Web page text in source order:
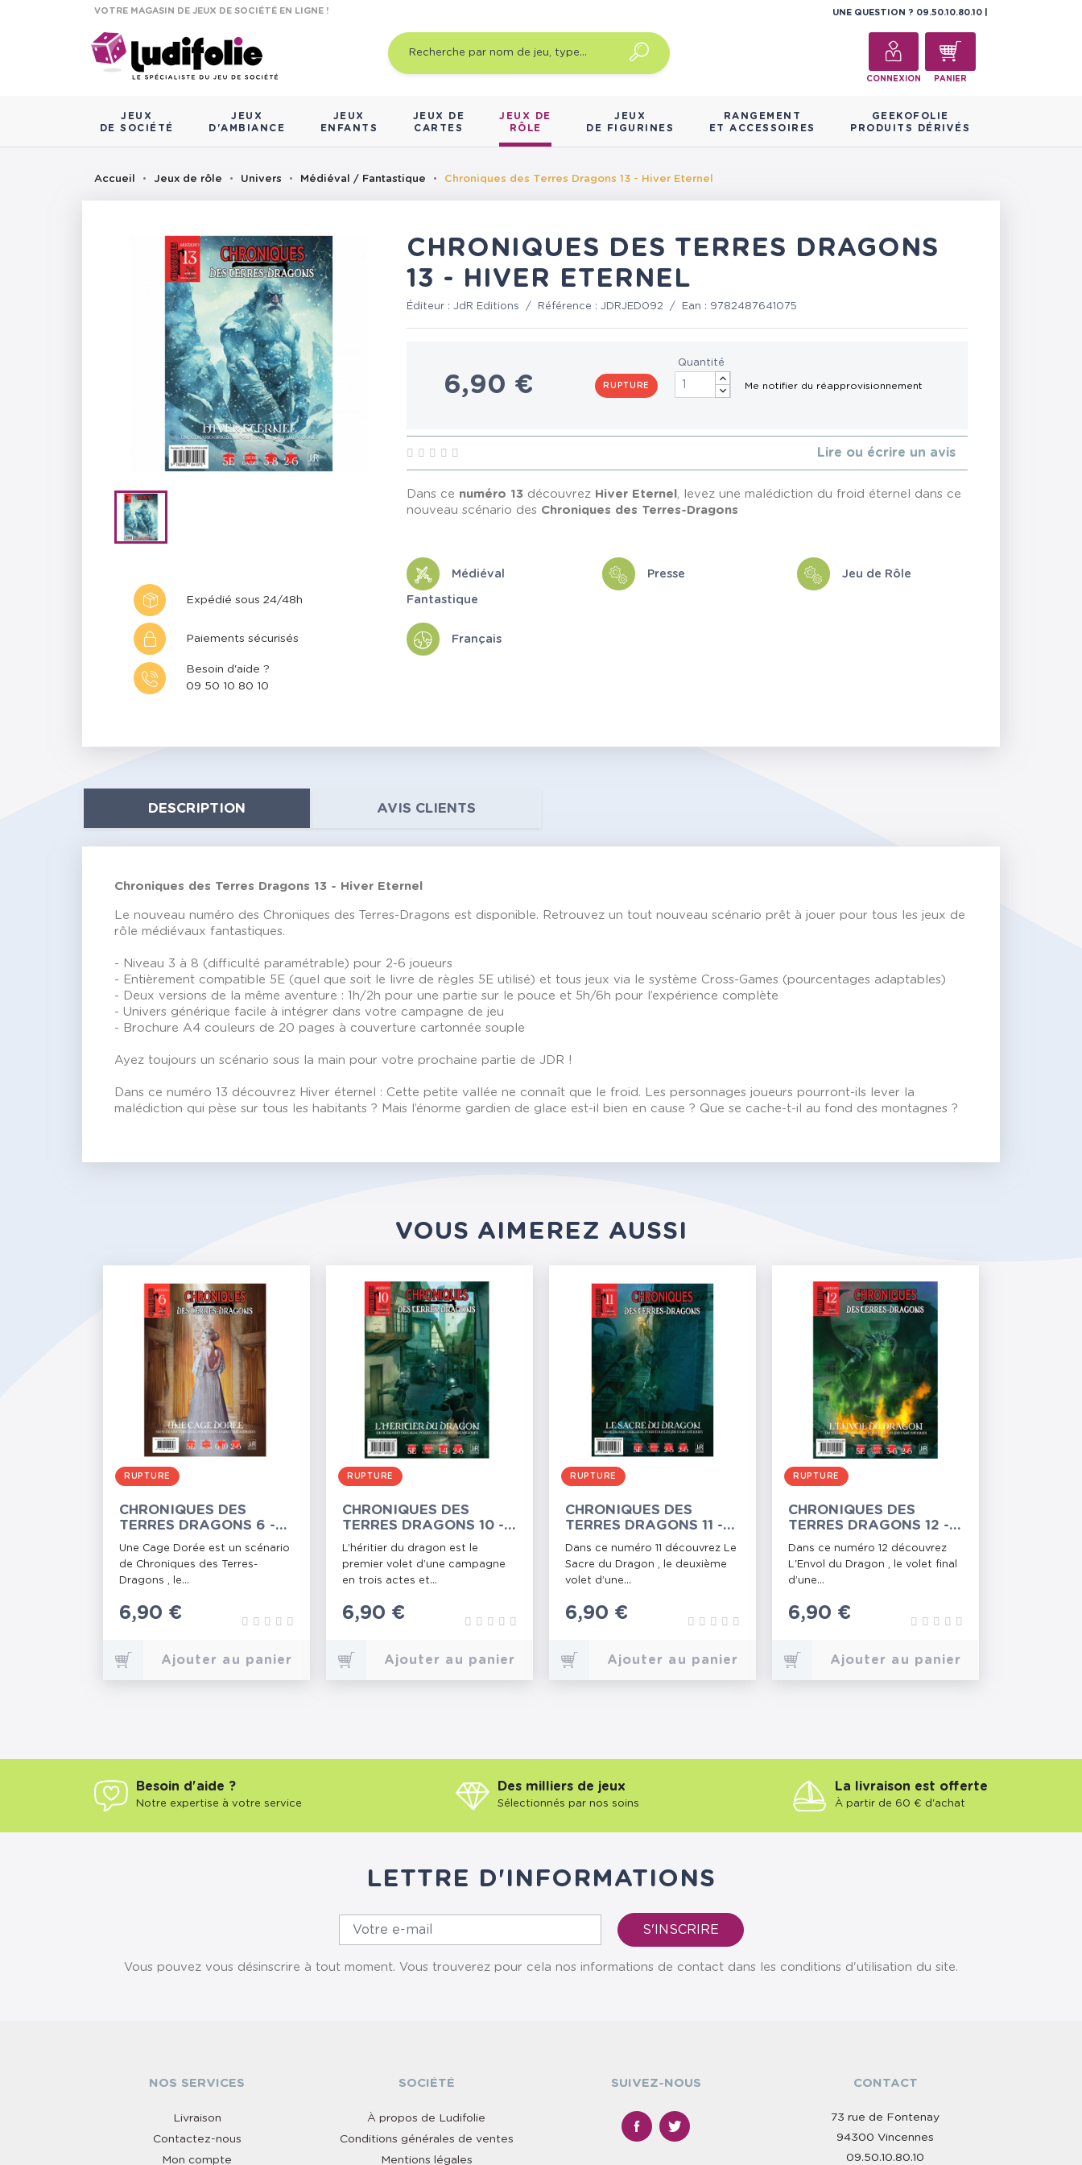
VOTRE MAGASIN DE JEUX DE SOCIÉTÉ EN LIGNE ! UNE QUESTION ? 09.50.10.80.10
CONNEXION PANIER
JEUX
DE SOCIÉTÉ
JEUX
D'AMBIANCE
JEUX
ENFANTS
JEUX DE
CARTES
JEUX DE
RÔLE
JEUX
DE FIGURINES
RANGEMENT
ET ACCESSOIRES
GEEKOFOLIE
PRODUITS DÉRIVÉS
Accueil Jeux de rôle Univers Médiéval / Fantastique Chroniques des Terres Dragons 13 - Hiver Eternel
Expédié sous 24/48h
Paiements sécurisés
Besoin d'aide ?
09 50 10 80 10
CHRONIQUES DES TERRES DRAGONS
13 - HIVER ETERNEL
Éditeur :JdR Editions / Référence :JDRJED092 / Ean : 9782487641075
6,90 € RUPTURE
Quantité
Lire ou écrire un avis
Dans ce numéro 13 découvrez Hiver Eternel, levez une malédiction du froid éternel dans ce
nouveau scénario des Chroniques des Terres-Dragons
Médiéval
Fantastique
Presse Jeu de Rôle
Français
DESCRIPTION AVIS CLIENTS
Chroniques des Terres Dragons 13 - Hiver Eternel
Le nouveau numéro des Chroniques des Terres-Dragons est disponible. Retrouvez un tout nouveau scénario prêt à jouer pour tous les jeux de
rôle médiévaux fantastiques.
- Niveau 3 à 8 (difficulté paramétrable) pour 2-6 joueurs
- Entièrement compatible 5E (quel que soit le livre de règles 5E utilisé) et tous jeux via le système Cross-Games (pourcentages adaptables)
- Deux versions de la même aventure : 1h/2h pour une partie sur le pouce et 5h/6h pour l’expérience complète
- Univers générique facile à intégrer dans votre campagne de jeu
- Brochure A4 couleurs de 20 pages à couverture cartonnée souple
Ayez toujours un scénario sous la main pour votre prochaine partie de JDR !
Dans ce numéro 13 découvrez Hiver éternel : Cette petite vallée ne connaît que le froid. Les personnages joueurs pourront-ils lever la
malédiction qui pèse sur tous les habitants ? Mais l’énorme gardien de glace est-il bien en cause ? Que se cache-t-il au fond des montagnes ?
VOUS AIMEREZ AUSSI
RUPTURE
CHRONIQUES DES
TERRES DRAGONS 6 -
UNE CAGE DORÉE
Une Cage Dorée est un scénario
de Chroniques des Terres-
Dragons , le...
Prix
6,90 €
Ajouter au panier
RUPTURE
CHRONIQUES DES
TERRES DRAGONS 10 -
L'HÉRITIER DU DRAGON
L’héritier du dragon est le
premier volet d’une campagne
en trois actes et...
Prix
6,90 €
Ajouter au panier
RUPTURE
CHRONIQUES DES
TERRES DRAGONS 11 -
LE SACRE DU DRAGON
Dans ce numéro 11 découvrez Le
Sacre du Dragon , le deuxième
volet d’une...
Prix
6,90 €
Ajouter au panier
RUPTURE
CHRONIQUES DES
TERRES DRAGONS 12 -
L'ENVOL DU DRAGON
Dans ce numéro 12 découvrez
L'Envol du Dragon , le volet final
d’une...
Prix
6,90 €
Ajouter au panier
Besoin d'aide ?
Notre expertise à votre service
Des milliers de jeux
Sélectionnés par nos soins
La livraison est offerte
À partir de 60 € d'achat
LETTRE D'INFORMATIONS
Vous pouvez vous désinscrire à tout moment. Vous trouverez pour cela nos informations de contact dans les conditions d'utilisation du site.
NOS SERVICES
Livraison
Contactez-nous
Mon compte
SOCIÉTÉ
À propos de Ludifolie
Conditions générales de ventes
Mentions légales
SUIVEZ-NOUS CONTACT
73 rue de Fontenay
94300 Vincennes
09.50.10.80.10